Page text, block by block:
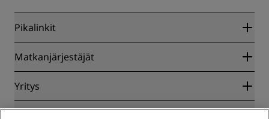
Pikalinkit
Radisson Rewards
Blog
Kohteet
Tulevat hotellit
Matkanjärjestäjät
Yhteistyökumppanit
Yritys
Radisson Hotel Group